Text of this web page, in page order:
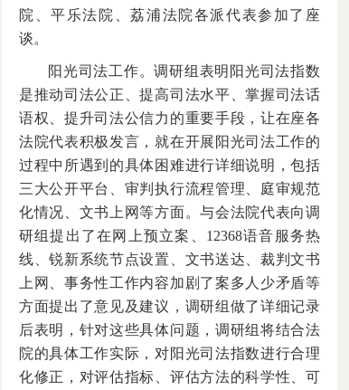
院、平乐法院、荔浦法院各派代表参加了座
谈。
阳光司法工作。调研组表明阳光司法指数
是推动司法公正、提高司法水平、掌握司法话
语权、提升司法公信力的重要手段，让在座各
法院代表积极发言，就在开展阳光司法工作的
过程中所遇到的具体困难进行详细说明，包括
三大公开平台、审判执行流程管理、庭审规范
化情况、文书上网等方面。与会法院代表向调
研组提出了在网上预立案、12368语音服务热
线、锐新系统节点设置、文书送达、裁判文书
上网、事务性工作内容加剧了案多人少矛盾等
方面提出了意见及建议，调研组做了详细记录
后表明，针对这些具体问题，调研组将结合法
院的具体工作实际，对阳光司法指数进行合理
化修正，对评估指标、评估方法的科学性、可